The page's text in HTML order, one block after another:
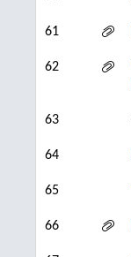
61
62
63
64
65
66